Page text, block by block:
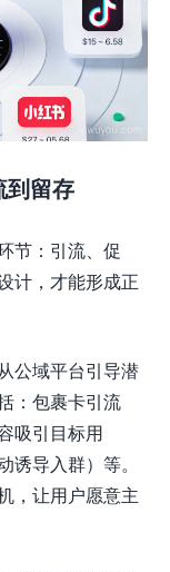
到留存
节：引流、促
计，才能形成正
公域平台引导潜
：包裹卡引流
吸引目标用
诱导入群）等。
，让用户愿意主